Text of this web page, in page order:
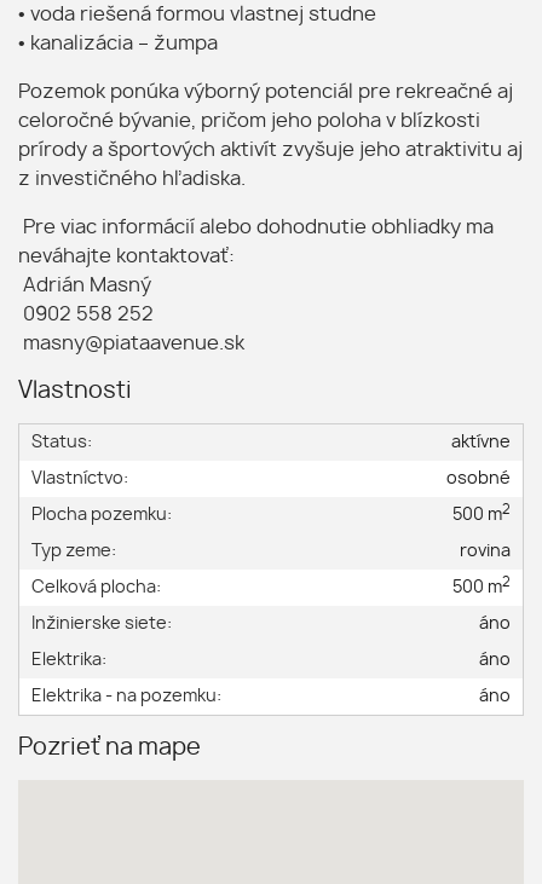
• voda riešená formou vlastnej studne
• kanalizácia – žumpa
Pozemok ponúka výborný potenciál pre rekreačné aj
celoročné bývanie, pričom jeho poloha v blízkosti
prírody a športových aktivít zvyšuje jeho atraktivitu aj
z investičného hľadiska.
Pre viac informácií alebo dohodnutie obhliadky ma
neváhajte kontaktovať:
Adrián Masný
0902 558 252
masny@piataavenue.sk
Vlastnosti
Status:
aktívne
Vlastníctvo:
osobné
Plocha pozemku:
500 m2
Typ zeme:
rovina
Celková plocha:
500 m2
Inžinierske siete:
áno
Elektrika:
áno
Elektrika - na pozemku:
áno
Pozrieť na mape